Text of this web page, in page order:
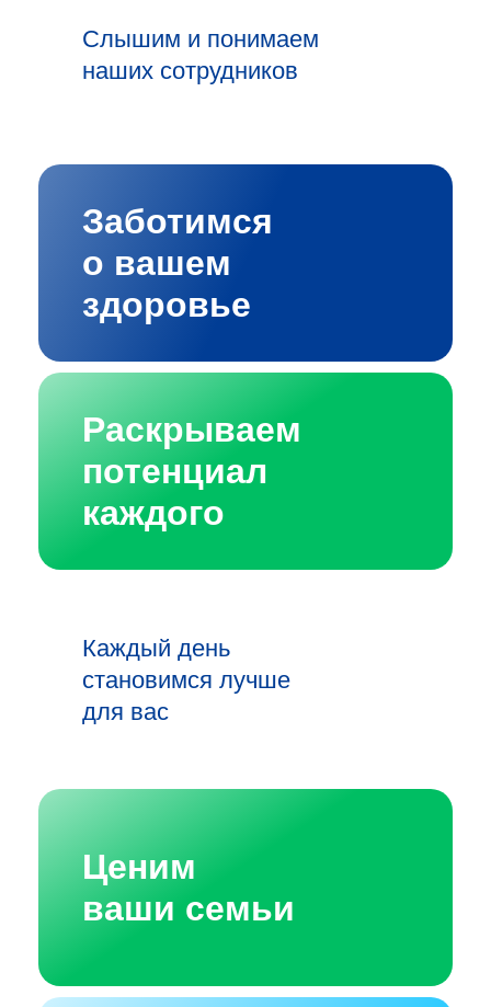
Слышим и понимаем
наших сотрудников
Заботимся
о вашем
здоровье
Раскрываем
потенциал
каждого
Каждый день
становимся лучше
для вас
Ценим
ваши семьи